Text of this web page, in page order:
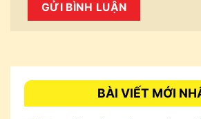
BÀI VIẾT MỚI